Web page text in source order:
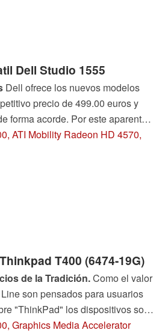
Dell Studio 1555
Dell ofrece los nuevos modelos
precio de 499.00 euros y
forma acorde. Por este aparente
una escasa versión básica,
configuras bien, aún consigues un
ATI Mobility Radeon HD 4570,
T400 (6474-19G)
de la Tradición.Como el valor
son pensados para usuarios
"ThinkPad" los dispositivos son
Las series T trata de
Graphics Media Accelerator